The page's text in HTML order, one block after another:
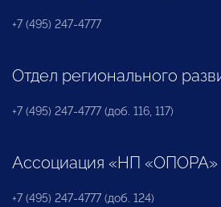
+7 (495) 247-4777
Отдел регионального
+7 (495) 247-4777 (доб. 116, 117)
Ассоциация «НП «ОПОРА»
+7 (495) 247-4777 (доб. 124)